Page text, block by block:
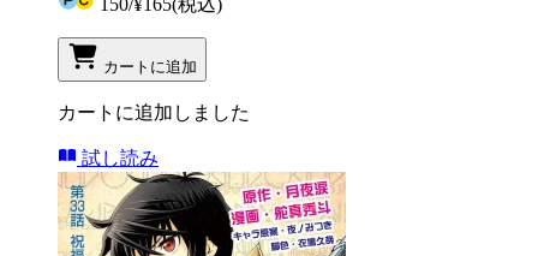
カートに追加
カートに追加しました
試し読み